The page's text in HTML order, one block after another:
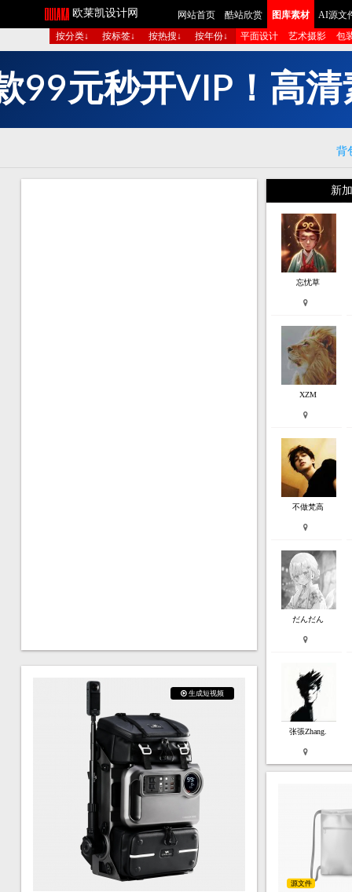
欧莱凯设计网 网站首页 酷站欣赏 图库素材
AI源文
按分类↓
按标签↓ 按热搜↓ 按年份↓ 平面设计 艺术摄影 包
99元秒开V P ！ 高清
背
新
忘忧草
XZM
不做梵高
だんだん
张張Zhang.
生成短视频
源文件